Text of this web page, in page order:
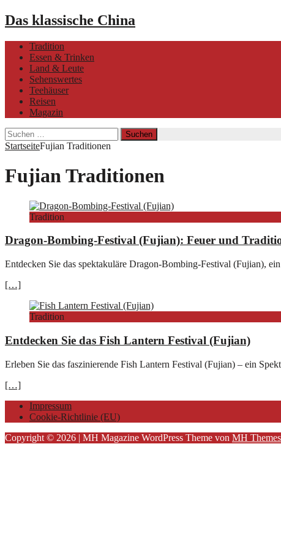
Das klassische China
Tradition
Essen & Trinken
Land & Leute
Sehenswertes
Teehäuser
Reisen
Magazin
Suchen
nach:
StartseiteFujian Traditionen
Fujian Traditionen
Tradition
Dragon-Bombing-Festival (Fujian): Feuer und
Entdecken Sie das spektakuläre Dragon-Bombing-Festival (Fujian),
[…]
Tradition
Entdecken Sie das Fish Lantern Festival (Fujian)
Erleben Sie das faszinierende Fish Lantern Festival (Fujian) – ein
[…]
Impressum
Cookie-Richtlinie (EU)
Copyright © 2026 | MH Magazine WordPress Theme von MH Themes